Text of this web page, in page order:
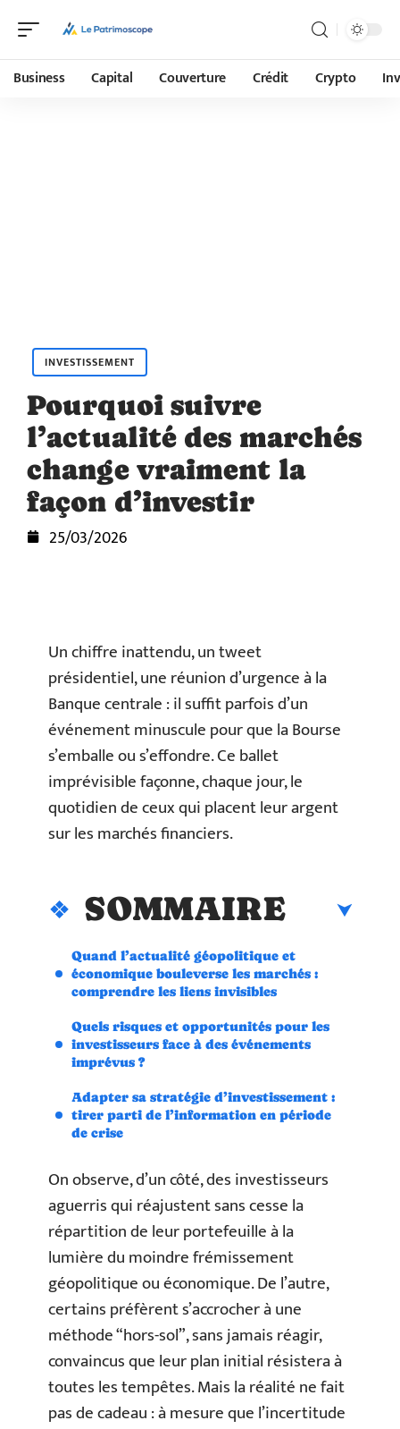
Business Capital Couverture Crédit Crypto
INVESTISSEMENT
Pourquoi suivre
l’actualité des marchés
change vraiment la
façon d’investir
25/03/2026
Un chiffre inattendu, un tweet
présidentiel, une réunion d’urgence à la
Banque centrale : il suffit parfois d’un
événement minuscule pour que la Bourse
s’emballe ou s’effondre. Ce ballet
imprévisible façonne, chaque jour, le
quotidien de ceux qui placent leur argent
sur les marchés financiers.
SOMMAIRE
Quand l’actualité géopolitique et
économique bouleverse les marchés :
comprendre les liens invisibles
Quels risques et opportunités pour les
investisseurs face à des événements
imprévus ?
Adapter sa stratégie d’investissement :
tirer parti de l’information en période
de crise
On observe, d’un côté, des investisseurs
aguerris qui réajustent sans cesse la
répartition de leur portefeuille à la
lumière du moindre frémissement
géopolitique ou économique. De l’autre,
certains préfèrent s’accrocher à une
méthode “hors-sol”, sans jamais réagir,
convaincus que leur plan initial résistera à
toutes les tempêtes. Mais la réalité ne fait
pas de cadeau : à mesure que l’incertitude